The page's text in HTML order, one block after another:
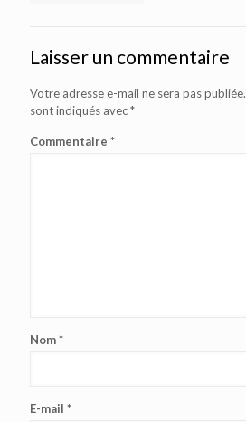
Laisser un commentaire
Votre adresse e-mail ne sera pas publiée.
sont indiqués avec*
Commentaire *
Nom*
E-mail *